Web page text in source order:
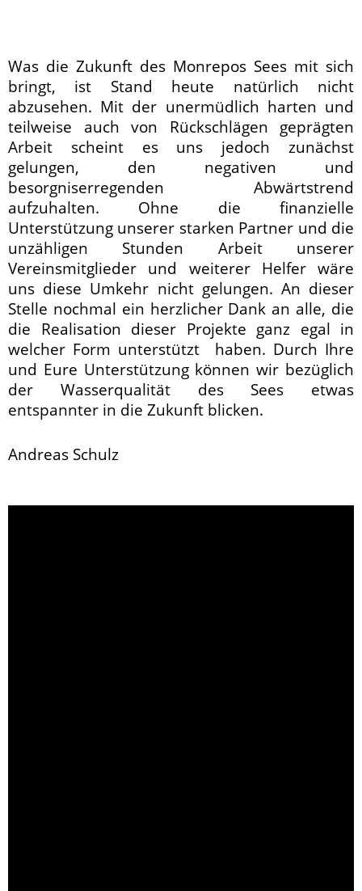
Was die Zukunft des Monrepos Sees mit sich
bringt, ist Stand heute natürlich nicht
abzusehen. Mit der unermüdlich harten und
teilweise auch von Rückschlägen geprägten
Arbeit scheint es uns jedoch zunächst
gelungen, den negativen und
besorgniserregenden Abwärtstrend
aufzuhalten. Ohne die finanzielle
Unterstützung unserer starken Partner und die
unzähligen Stunden Arbeit unserer
Vereinsmitglieder und weiterer Helfer wäre
uns diese Umkehr nicht gelungen. An dieser
Stelle nochmal ein herzlicher Dank an alle, die
die Realisation dieser Projekte ganz egal in
welcher Form unterstützt haben. Durch Ihre
und Eure Unterstützung können wir bezüglich
der Wasserqualität des Sees etwas
entspannter in die Zukunft blicken.
Andreas Schulz